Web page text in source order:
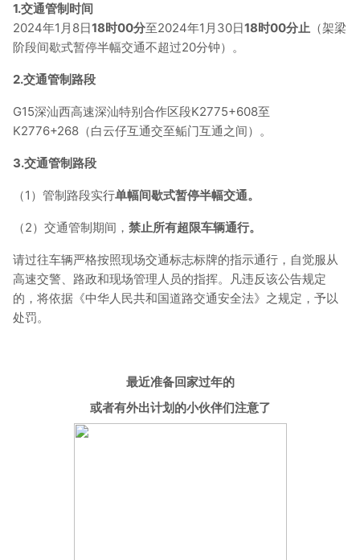
1.交通管制时间
2024年1月8日18时00分至2024年1月30日18时00分止 （架梁
阶段间歇式暂停半幅交通不超过20分钟）。
2.交通管制路段
G15深汕西高速深汕特别合作区段K2775+608至
K2776+268（白云仔互通交至鲘门互通之间）。
3.交通管制路段
（1）管制路段实行单幅间歇式暂停半幅交通。
（2）交通管制期间， 禁止所有超限车辆通行。
请过往车辆严格按照现场交通标志标牌的指示通行，自觉服从
高速交警、路政和现场管理人员的指挥。凡违反该公告规定
的，将依据《中华人民共和国道路交通安全法》之规定，予以
处罚。
最近准备回家过年的
或者有外出计划的小伙伴们注意了